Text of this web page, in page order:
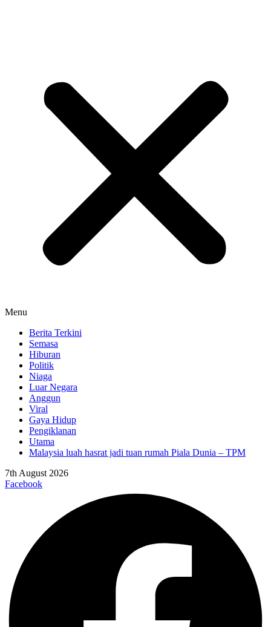
Menu
Berita Terkini
Semasa
Hiburan
Politik
Niaga
Luar Negara
Anggun
Viral
Gaya Hidup
Pengiklanan
Utama
Malaysia luah hasrat jadi tuan rumah Piala Dunia – TPM
7th August 2026
Facebook